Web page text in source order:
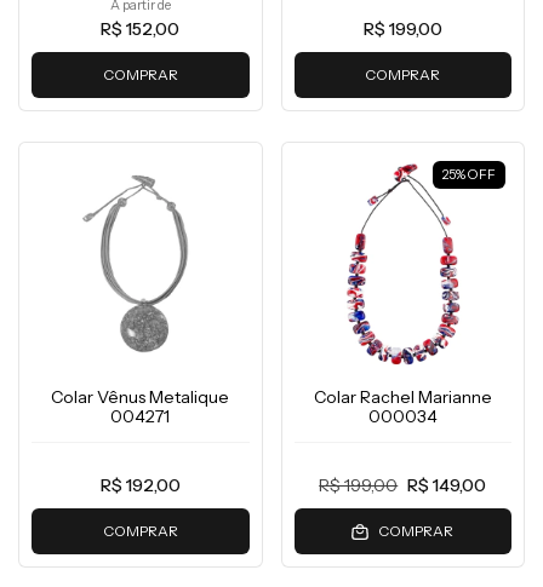
A partir de
R$ 152,00
COMPRAR
R$ 199,00
COMPRAR
Colar Vênus Metalique
004271
R$ 192,00
COMPRAR
25%OFF
Colar Rachel Marianne
000034
R$ 199,00 R$ 149,00
COMPRAR